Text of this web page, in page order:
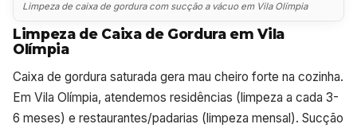
Limpeza de caixa de gordura com sucção a vácuo em Vila Olímpia
Limpeza de Caixa de Gordura em Vila
Olímpia
Caixa de gordura saturada gera mau cheiro forte na cozinha.
Em Vila Olímpia, atendemos residências (limpeza a cada 3-
6 meses) e restaurantes/padarias (limpeza mensal). Sucção